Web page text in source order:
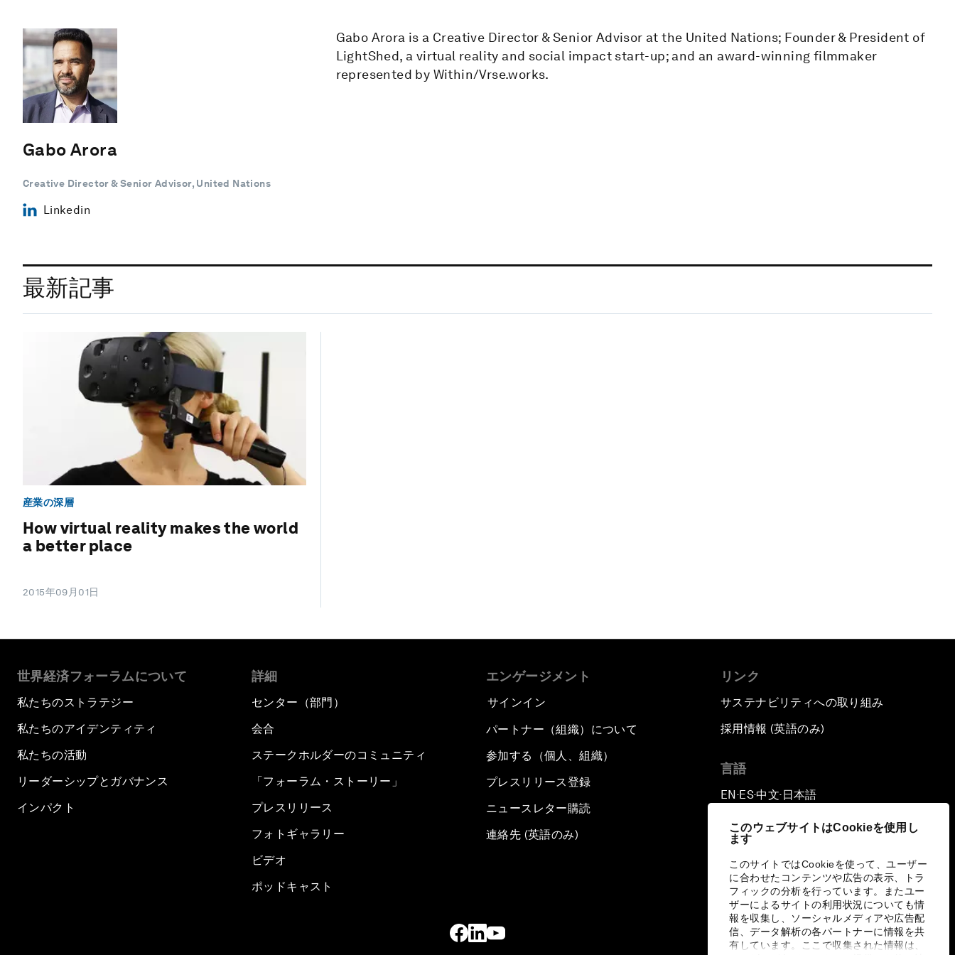
このウェブサイトはCookieを使用し
ます
このサイトではCookieを使って、ユーザー
に合わせたコンテンツや広告の表示、トラ
フィックの分析を行っています。またユー
ザーによるサイトの利用状況についても情
報を収集し、ソーシャルメディアや広告配
信、データ解析の各パートナーに情報を共
有しています。ここで収集された情報は、
Gabo Arora
Creative Director & Senior Advisor, United Nations
Linkedin
Gabo Arora is a Creative Director & Senior Advisor at the United Nations; Founder & President of
LightShed, a virtual reality and social impact start-up; and an award-winning filmmaker
represented by Within/Vrse.works.
最新記事
産業の深層
How virtual reality makes the world
a better place
2015年09月01日
世界経済フォーラムについて
私たちのストラテジー
私たちのアイデンティティ
私たちの活動
リーダーシップとガバナンス
インパクト
詳細
センター（部門）
会合
ステークホルダーのコミュニティ
「フォーラム・ストーリー」
プレスリリース
フォトギャラリー
ビデオ
ポッドキャスト
エンゲージメント
サインイン
パートナー（組織）について
参加する（個人、組織）
プレスリリース登録
ニュースレター購読
連絡先 (英語のみ)
リンク
サステナビリティへの取り組み
採用情報 (英語のみ)
言語
EN ▪ ES▪中文▪ 日本語